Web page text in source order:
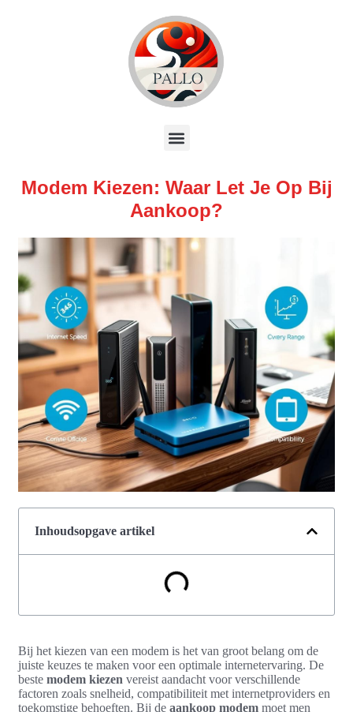
Modem Kiezen: Waar Let Je Op Bij
Aankoop?
Inhoudsopgave artikel
Bij het kiezen van een modem is het van groot belang om de
juiste keuzes te maken voor een optimale internetervaring. De
beste modem kiezen vereist aandacht voor verschillende
factoren zoals snelheid, compatibiliteit met internetproviders en
toekomstige behoeften. Bij de aankoop modem moet men